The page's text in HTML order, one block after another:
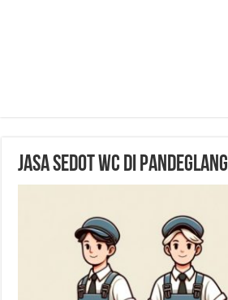
Jasa Sedot WC di Pandeglang